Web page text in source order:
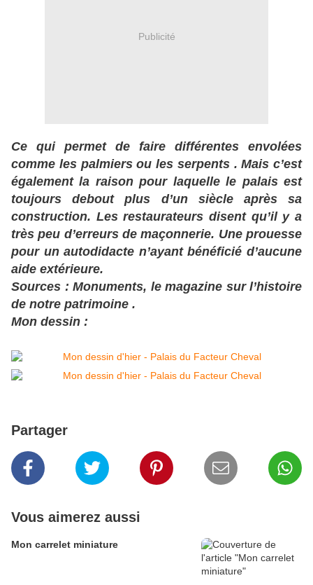
Publicité
Ce qui permet de faire différentes envolées
comme les palmiers ou les serpents . Mais c’est
également la raison pour laquelle le palais est
toujours debout plus d’un siècle après sa
construction. Les restaurateurs disent qu’il y a
très peu d’erreurs de maçonnerie. Une prouesse
pour un autodidacte n’ayant bénéficié d’aucune
aide extérieure.
Sources : Monuments, le magazine sur l’histoire
de notre patrimoine .
Mon dessin :
Partager
Vous aimerez aussi
Mon carrelet miniature